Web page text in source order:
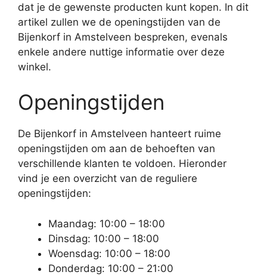
dat je de gewenste producten kunt kopen. In dit
artikel zullen we de openingstijden van de
Bijenkorf in Amstelveen bespreken, evenals
enkele andere nuttige informatie over deze
winkel.
Openingstijden
De Bijenkorf in Amstelveen hanteert ruime
openingstijden om aan de behoeften van
verschillende klanten te voldoen. Hieronder
vind je een overzicht van de reguliere
openingstijden:
Maandag: 10:00 – 18:00
Dinsdag: 10:00 – 18:00
Woensdag: 10:00 – 18:00
Donderdag: 10:00 – 21:00